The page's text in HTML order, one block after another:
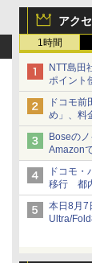
アク
1時間
NTT島田
ポイント
ドコモ
め」、料
Boseの
Amazon
ドコモ
移行 都
本日8月7
Ultra/